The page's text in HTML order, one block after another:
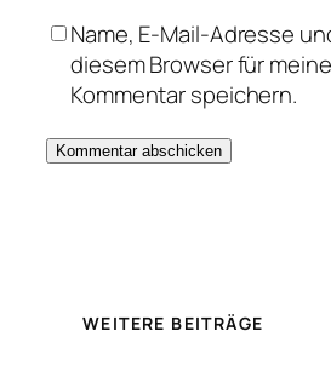
Name, E-Mail-Adresse
diesem Browser für
Kommentar speichern.
WEITERE BEITRÄGE